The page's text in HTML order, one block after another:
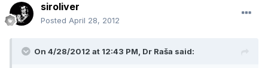
siroliver
Posted April 28, 2012
On 4/28/2012 at 12:43 PM, Dr Raša said: